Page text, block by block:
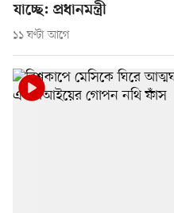
যাচ্ছে: প্রধানমন্ত্রী
১১ ঘণ্টা আগে